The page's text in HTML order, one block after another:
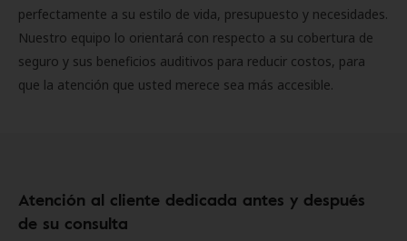
perfectamente a su estilo de vida, presupuesto y necesidades.
Nuestro equipo lo orientará con respecto a su cobertura de
seguro y sus beneficios auditivos para reducir costos, para
que la atención que usted merece sea más accesible.
Atención al cliente dedicada antes y después
de su consulta